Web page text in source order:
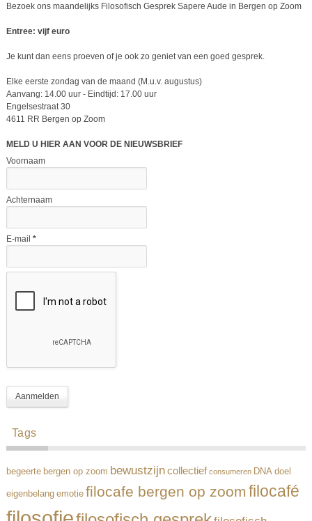
Bezoek ons maandelijks Filosofisch Gesprek Sapere Aude in Bergen op Zoom
Entree: vijf euro
Je kunt dan eens proeven of je ook zo geniet van een goed gesprek.
Elke eerste zondag van de maand (M.u.v. augustus)
Aanvang: 14.00 uur - Eindtijd: 17.00 uur
Engelsestraat 30
4611 RR Bergen op Zoom
MELD U HIER AAN VOOR DE NIEUWSBRIEF
Voornaam
Achternaam
E-mail *
Tags
begeerte bergen op zoom bewustzijncollectief consumeren DNA doel
eigenbelang emotie filocafe bergen op zoom filocafé